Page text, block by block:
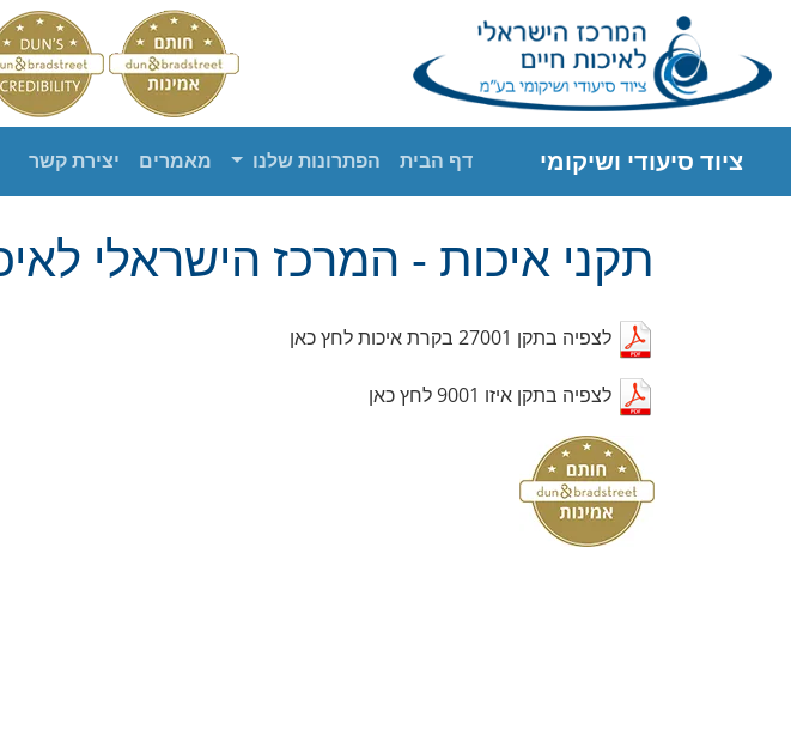
ציוד סיעודי ושיקומי דף הבית הפתרונות שלנו מאמרים יצירת קשר
תקני איכות - המרכז הישראלי
לצפיה בתקן 27001 בקרת איכות לחץ כאן
לצפיה בתקן איזו 9001 לחץ כאן